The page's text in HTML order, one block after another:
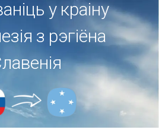
у краіну
з рэгіёна